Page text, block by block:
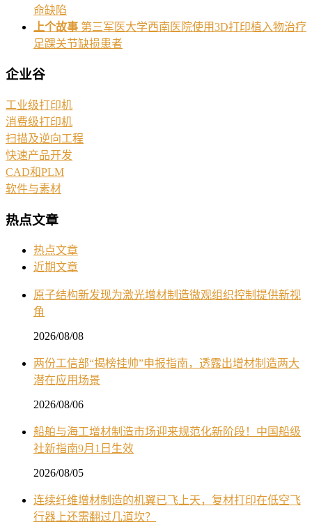
命缺陷
上个故事 第三军医大学西南医院使用3D打印植入物治疗
足踝关节缺损患者
企业谷
工业级打印机
消费级打印机
扫描及逆向工程
快速产品开发
CAD和PLM
软件与素材
热点文章
热点文章
近期文章
原子结构新发现为激光增材制造微观组织控制提供新视
角
2026/08/08
两份工信部“揭榜挂帅”申报指南，透露出增材制造两大
潜在应用场景
2026/08/06
船舶与海工增材制造市场迎来规范化新阶段！中国船级
社新指南9月1日生效
2026/08/05
连续纤维增材制造的机翼已飞上天，复材打印在低空飞
行器上还需翻过几道坎？